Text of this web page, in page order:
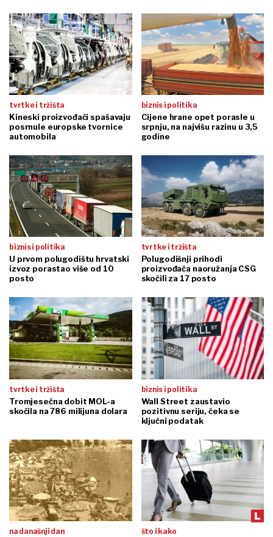
tvrtke i tržišta
Kineski proizvođači spašavaju
posrnule europske tvornice
automobila
biznis i politika
Cijene hrane opet porasle u
srpnju, na najvišu razinu u 3,5
godine
biznis i politika
U prvom polugodištu hrvatski
izvoz porastao više od 10
posto
tvrtke i tržišta
Polugodišnji prihodi
proizvođača naoružanja CSG
skočili za 17 posto
tvrtke i tržišta
Tromjesečna dobit MOL-a
skočila na 786 milijuna dolara
biznis i politika
Wall Street zaustavio
pozitivnu seriju, čeka se
ključni podatak
na današnji dan što i kako